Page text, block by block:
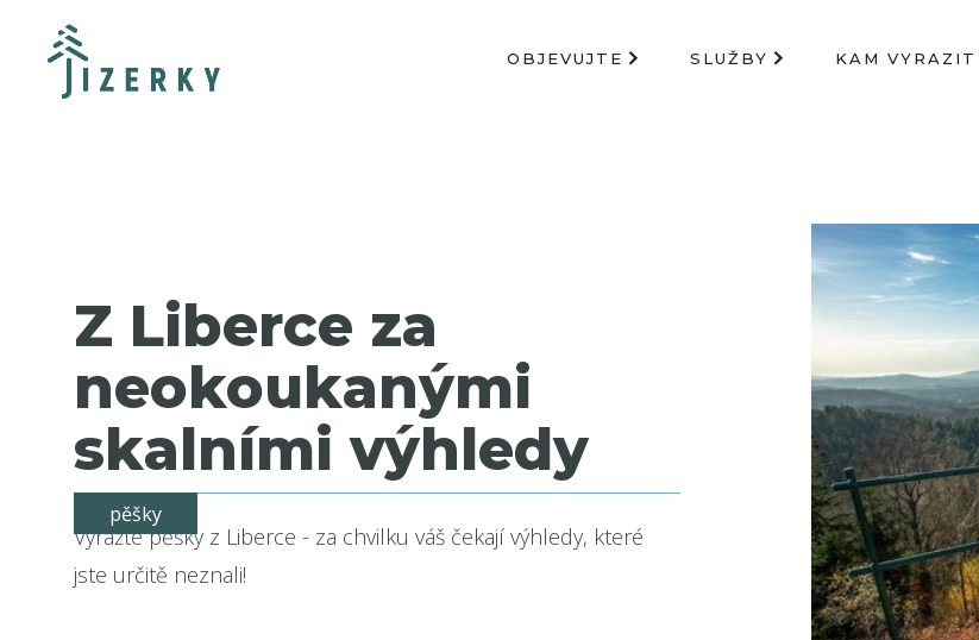
OBJEVUJTE SLUŽBY KAM VYRAZIT
Z Liberce za
neokoukanými
skalními výhledy
pěšky
Vyražte pěšky z Liberce - za chvilku váš čekají výhledy, které
jste určitě neznali!